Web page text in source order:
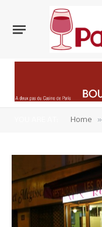
Home »